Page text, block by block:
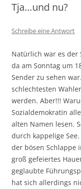
Tja…und nu?
Schreibe eine Antwort
Natürlich war es der
da am Sonntag um
Sender zu sehen
schlechtesten
werden. Aber!!!
Sozialdemokratin
alten Namen lesen.
durch kappelige
der bösen Schlappe
groß gefeiertes
geglaubte
hat sich allerdings